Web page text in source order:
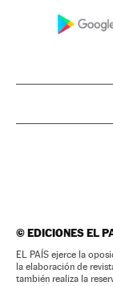
©EDICIONES EL
EL PAÍS ejerce la
la elaboración de
también realiza la